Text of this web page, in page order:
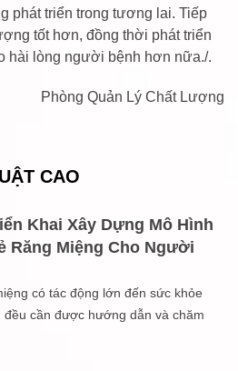
phát triển trong tương lai. Tiếp
tốt hơn, đồng thời phát triển
hài lòng người bệnh hơn nữa./.
Phòng Quản Lý Chất Lượng
CAO
Khai Xây Dựng Mô Hình
Răng Miệng Cho Người
có tác động lớn đến sức khỏe
đều cần được hướng dẫn và chăm